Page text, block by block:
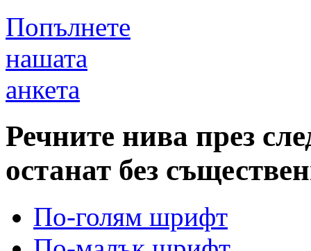
Попълнете
нашата
анкета
Речните нива през
останат без
По-голям шрифт